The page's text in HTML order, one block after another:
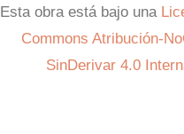
Esta obra está bajo una
Commons Atribución-
SinDerivar 4.0